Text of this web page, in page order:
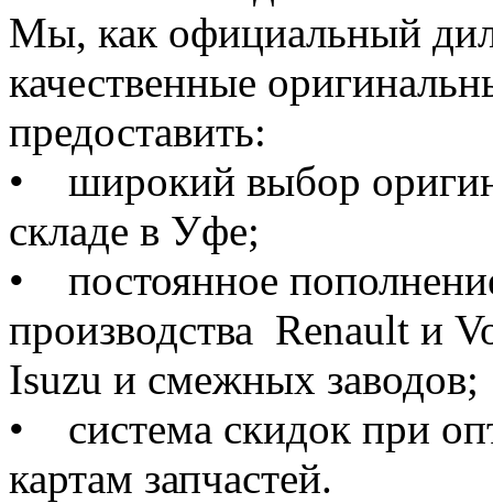
Мы, как официальный
качественные
предоставить:
• широкий выбор
складе в Уфе;
• постоянное
производства Renault и
Isuzu и смежных заводов;
• система скидок при
картам запчастей.